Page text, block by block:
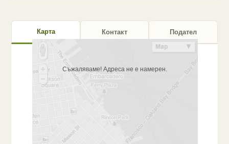
Карта Контакт Подател
Съжаляваме! Адреса не е намерен.